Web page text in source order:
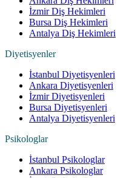
İzmir Diş Hekimleri
Bursa Diş Hekimleri
Antalya Diş Hekimleri
Diyetisyenler
İstanbul Diyetisyenleri
Ankara Diyetisyenleri
İzmir Diyetisyenleri
Bursa Diyetisyenleri
Antalya Diyetisyenleri
Psikologlar
İstanbul Psikologlar
Ankara Psikologlar